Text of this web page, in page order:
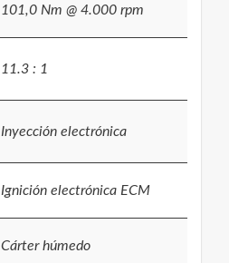
101,0 Nm @ 4.000 rpm
11.3 : 1
Inyección electrónica
Ignición electrónica ECM
Cárter húmedo